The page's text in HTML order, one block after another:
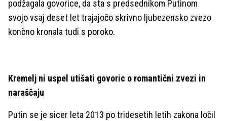
podžagala govorice, da sta s predsednikom Putinom
svojo vsaj deset let trajajočo skrivno ljubezensko zvezo
končno kronala tudi s poroko.
Kremelj ni uspel utišati govoric o romantični zvezi in
naraščaju
Putin se je sicer leta 2013 po tridesetih letih zakona ločil